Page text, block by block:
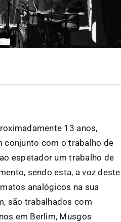
13 anos,
conjunto com o trabalho de
espetador um trabalho de
sendo esta, a voz deste
analógicos na sua
são trabalhados com
em Berlim, Musgos